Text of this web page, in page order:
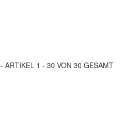
- ARTIKEL 1 - 30 VON 30 GESAMT